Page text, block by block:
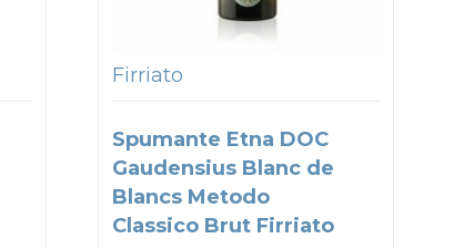
Firriato
Spumante Etna DOC
Gaudensius Blanc de
Blancs Metodo
Classico Brut Firriato